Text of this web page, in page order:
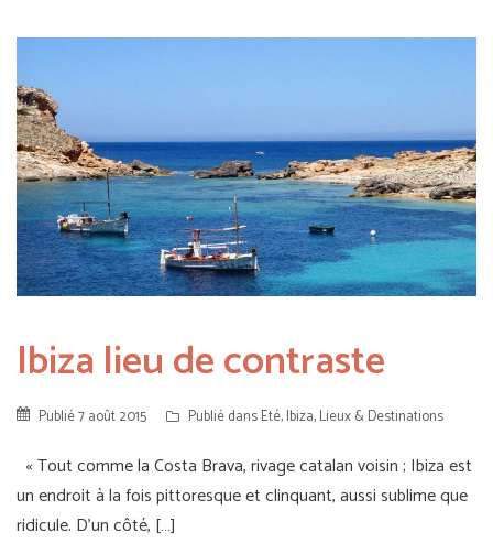
Ibiza lieu de contraste
Publié7 août 2015 Publié dansEté,Ibiza,Lieux & Destinations
« Tout comme la Costa Brava, rivage catalan voisin ; Ibiza est
un endroit à la fois pittoresque et clinquant, aussi sublime que
ridicule. D’un côté, […]